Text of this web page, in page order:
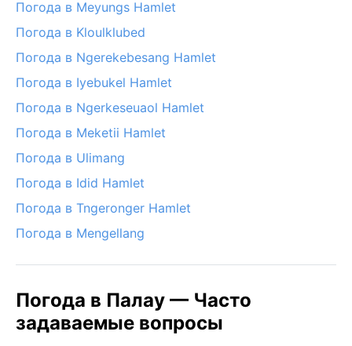
Погода в Meyungs Hamlet
Погода в Kloulklubed
Погода в Ngerekebesang Hamlet
Погода в Iyebukel Hamlet
Погода в Ngerkeseuaol Hamlet
Погода в Meketii Hamlet
Погода в Ulimang
Погода в Idid Hamlet
Погода в Tngeronger Hamlet
Погода в Mengellang
Погода в Палау — Часто
задаваемые вопросы